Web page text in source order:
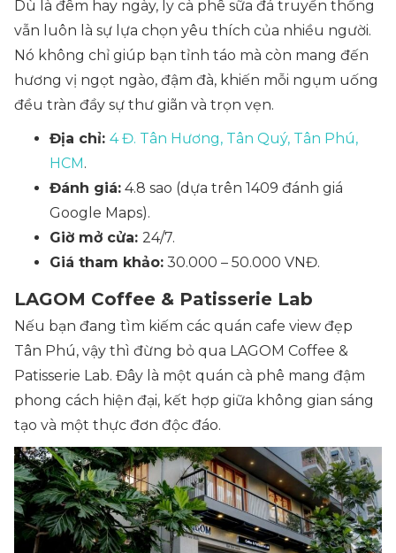
Dù là đêm hay ngày, ly cà phê sữa đá truyền thống
vẫn luôn là sự lựa chọn yêu thích của nhiều người.
Nó không chỉ giúp bạn tỉnh táo mà còn mang đến
hương vị ngọt ngào, đậm đà, khiến mỗi ngụm uống
đều tràn đầy sự thư giãn và trọn vẹn.
Địa chỉ: 4 Đ. Tân Hương, Tân Quý, Tân Phú,
HCM.
Đánh giá: 4.8 sao (dựa trên 1409 đánh giá
Google Maps).
Giờ mở cửa: 24/7.
Giá tham khảo: 30.000 – 50.000 VNĐ.
LAGOM Coffee & Patisserie Lab
Nếu bạn đang tìm kiếm các quán cafe view đẹp
Tân Phú, vậy thì đừng bỏ qua LAGOM Coffee &
Patisserie Lab. Đây là một quán cà phê mang đậm
phong cách hiện đại, kết hợp giữa không gian sáng
tạo và một thực đơn độc đáo.